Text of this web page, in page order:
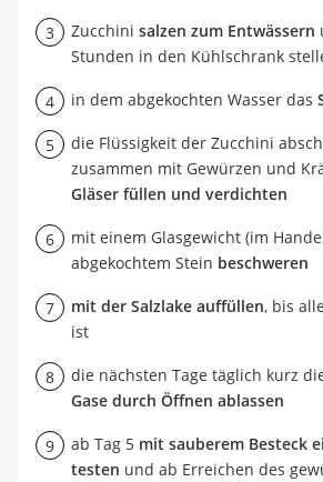
Zucchini salzen zum Entwässern
Stunden in den Kühlschrank
in dem abgekochten Wasser das
die Flüssigkeit der Zucchini
zusammen mit Gewürzen und
Gläser füllen und verdichten
mit einem Glasgewicht (im
abgekochtem Stein beschweren
mit der Salzlake auffüllen, bis
ist
die nächsten Tage täglich kurz
Gase durch Öffnen ablassen
ab Tag 5 mit sauberem Besteck
testen und ab Erreichen des